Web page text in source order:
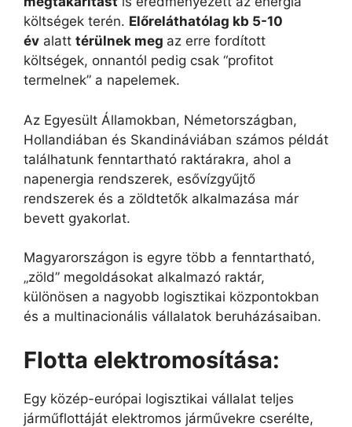
költségek terén. Előreláthatólag kb 5-10
év alatt térülnek meg az erre fordított
költségek, onnantól pedig csak “profitot
termelnek” a napelemek.
Az Egyesült Államokban, Németországban,
Hollandiában és Skandináviában számos példát
találhatunk fenntartható raktárakra, ahol a
napenergia rendszerek, esővízgyűjtő
rendszerek és a zöldtetők alkalmazása már
bevett gyakorlat.
Magyarországon is egyre több a fenntartható,
„zöld” megoldásokat alkalmazó raktár,
különösen a nagyobb logisztikai központokban
és a multinacionális vállalatok beruházásaiban.
Flotta elektromosítása:
Egy közép-európai logisztikai vállalat teljes
járműflottáját elektromos járművekre cserélte,